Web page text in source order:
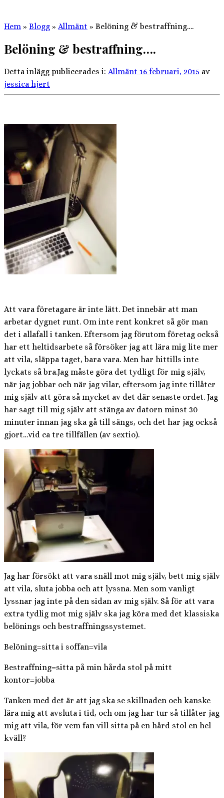
Hem » Blogg » Allmänt » Belöning & bestraffning….
Belöning & bestraffning….
Detta inlägg publicerades i: Allmänt 16 februari, 2015 av
jessica hjert
Att vara företagare är inte lätt. Det innebär att man
arbetar dygnet runt. Om inte rent konkret så gör man
det i allafall i tanken. Eftersom jag förutom företag också
har ett heltidsarbete så försöker jag att lära mig lite mer
att vila, släppa taget, bara vara. Men har hittills inte
lyckats så bra.Jag måste göra det tydligt för mig själv,
när jag jobbar och när jag vilar, eftersom jag inte tillåter
mig själv att göra så mycket av det där senaste ordet. Jag
har sagt till mig själv att stänga av datorn minst 30
minuter innan jag ska gå till sängs, och det har jag också
gjort…vid ca tre tillfällen (av sextio).
Jag har försökt att vara snäll mot mig själv, bett mig själv
att vila, sluta jobba och att lyssna. Men som vanligt
lyssnar jag inte på den sidan av mig själv. Så för att vara
extra tydlig mot mig själv ska jag köra med det klassiska
belönings och bestraffningssystemet.
Belöning=sitta i soffan=vila
Bestraffning=sitta på min hårda stol på mitt
kontor=jobba
Tanken med det är att jag ska se skillnaden och kanske
lära mig att avsluta i tid, och om jag har tur så tillåter jag
mig att vila, för vem fan vill sitta på en hård stol en hel
kväll?